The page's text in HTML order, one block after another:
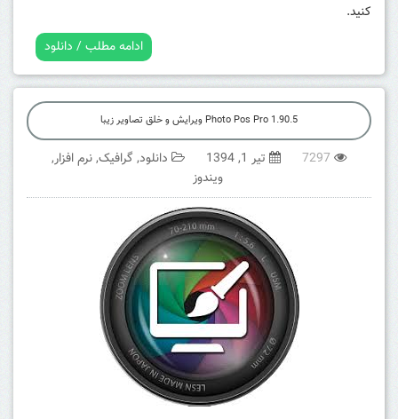
کنید.
ادامه مطلب / دانلود
Photo Pos Pro 1.90.5 ويرايش و خلق تصاوير زيبا
7297 تیر 1, 1394 دانلود, گرافیک,نرم افزار,
ویندوز